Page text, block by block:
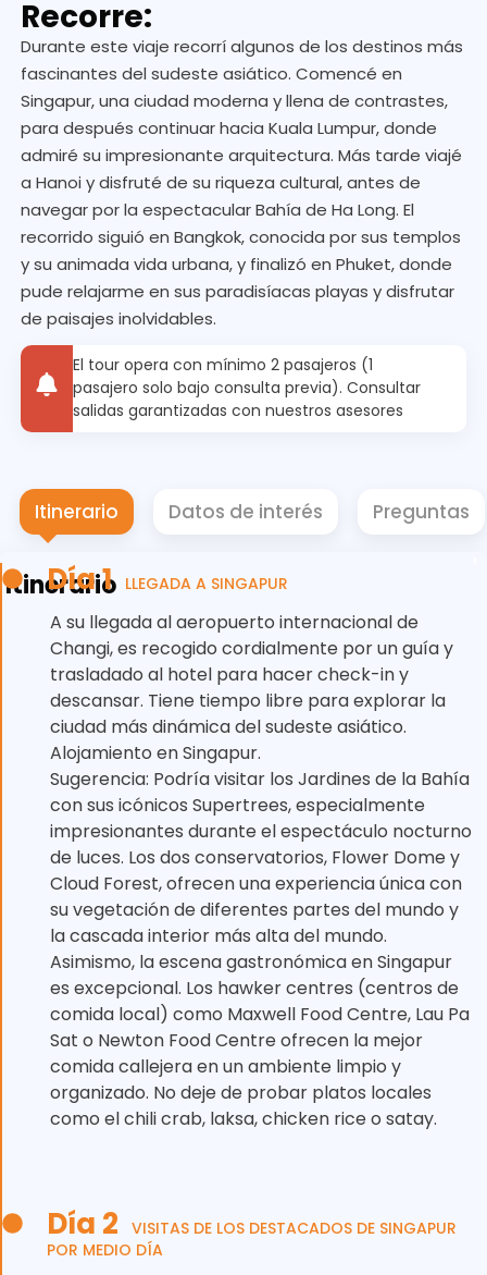
Recorre:
Durante este viaje recorrí algunos de los destinos más
fascinantes del sudeste asiático. Comencé en
Singapur, una ciudad moderna y llena de contrastes,
para después continuar hacia Kuala Lumpur, donde
admiré su impresionante arquitectura. Más tarde viajé
a Hanoi y disfruté de su riqueza cultural, antes de
navegar por la espectacular Bahía de Ha Long. El
recorrido siguió en Bangkok, conocida por sus templos
y su animada vida urbana, y finalizó en Phuket, donde
pude relajarme en sus paradisíacas playas y disfrutar
de paisajes inolvidables.
El tour opera con mínimo 2 pasajeros (1
pasajero solo bajo consulta previa). Consultar
salidas garantizadas con nuestros asesores
Itinerario Datos de interés Preguntas
Itinerario
Día 1 LLEGADA A SINGAPUR
A su llegada al aeropuerto internacional de
Changi, es recogido cordialmente por un guía y
trasladado al hotel para hacer check-in y
descansar. Tiene tiempo libre para explorar la
ciudad más dinámica del sudeste asiático.
Alojamiento en Singapur.
Sugerencia: Podría visitar los Jardines de la Bahía
con sus icónicos Supertrees, especialmente
impresionantes durante el espectáculo nocturno
de luces. Los dos conservatorios, Flower Dome y
Cloud Forest, ofrecen una experiencia única con
su vegetación de diferentes partes del mundo y
la cascada interior más alta del mundo.
Asimismo, la escena gastronómica en Singapur
es excepcional. Los hawker centres (centros de
comida local) como Maxwell Food Centre, Lau Pa
Sat o Newton Food Centre ofrecen la mejor
comida callejera en un ambiente limpio y
organizado. No deje de probar platos locales
como el chili crab, laksa, chicken rice o satay.
Día 2
VISITAS DE LOS DESTACADOS DE SINGAPUR
POR MEDIO DÍA